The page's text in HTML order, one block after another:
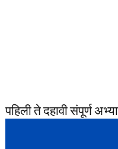
पहिली ते दहावी संपूर्ण